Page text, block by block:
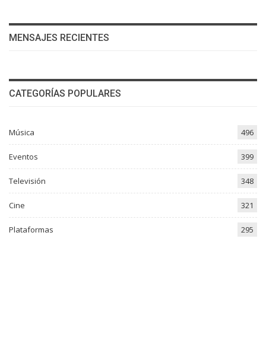
MENSAJES RECIENTES
CATEGORÍAS POPULARES
Música 496
Eventos 399
Televisión 348
Cine 321
Plataformas 295